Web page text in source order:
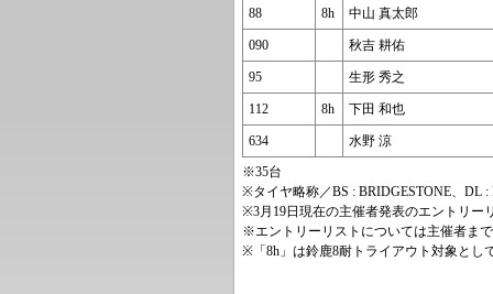
88 8h 中山 真太郎
090 秋吉 耕佑
95 生形 秀之
112 8h 下田 和也
634
水野 涼
※35台
※タイヤ略称／BS : BRIDGESTONE、DL
※3月19日現在の主催者発表のエントリー
※エントリーリストについては主催者ま
※「8h」は鈴鹿8耐トライアウト対象とし